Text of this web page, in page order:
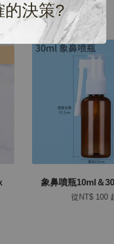
的決策?
象鼻噴瓶10ml＆
從 NT$ 100